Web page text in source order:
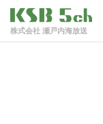
株式会社 瀬戸内海放送